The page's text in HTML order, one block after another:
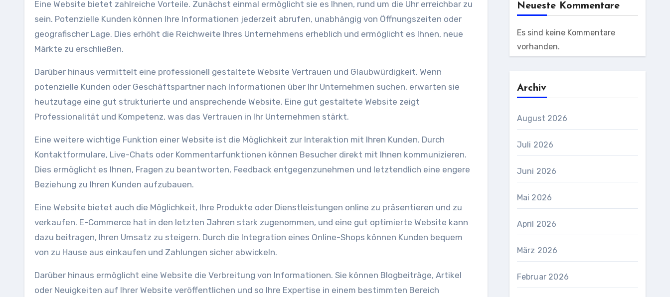
Eine Website bietet zahlreiche Vorteile. Zunächst einmal ermöglicht sie es Ihnen, rund um die Uhr erreichbar zu
sein. Potenzielle Kunden können Ihre Informationen jederzeit abrufen, unabhängig von Öffnungszeiten oder
geografischer Lage. Dies erhöht die Reichweite Ihres Unternehmens erheblich und ermöglicht es Ihnen, neue
Märkte zu erschließen.
Darüber hinaus vermittelt eine professionell gestaltete Website Vertrauen und Glaubwürdigkeit. Wenn
potenzielle Kunden oder Geschäftspartner nach Informationen über Ihr Unternehmen suchen, erwarten sie
heutzutage eine gut strukturierte und ansprechende Website. Eine gut gestaltete Website zeigt
Professionalität und Kompetenz, was das Vertrauen in Ihr Unternehmen stärkt.
Eine weitere wichtige Funktion einer Website ist die Möglichkeit zur Interaktion mit Ihren Kunden. Durch
Kontaktformulare, Live-Chats oder Kommentarfunktionen können Besucher direkt mit Ihnen kommunizieren.
Dies ermöglicht es Ihnen, Fragen zu beantworten, Feedback entgegenzunehmen und letztendlich eine engere
Beziehung zu Ihren Kunden aufzubauen.
Eine Website bietet auch die Möglichkeit, Ihre Produkte oder Dienstleistungen online zu präsentieren und zu
verkaufen. E-Commerce hat in den letzten Jahren stark zugenommen, und eine gut optimierte Website kann
dazu beitragen, Ihren Umsatz zu steigern. Durch die Integration eines Online-Shops können Kunden bequem
von zu Hause aus einkaufen und Zahlungen sicher abwickeln.
Darüber hinaus ermöglicht eine Website die Verbreitung von Informationen. Sie können Blogbeiträge, Artikel
oder Neuigkeiten auf Ihrer Website veröffentlichen und so Ihre Expertise in einem bestimmten Bereich
Neueste Kommentare
Es sind keine Kommentare
vorhanden.
Archiv
August 2026
Juli 2026
Juni 2026
Mai 2026
April 2026
März 2026
Februar 2026